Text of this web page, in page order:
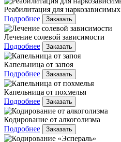
Реабилитация для наркозависимых
Подробнее
Заказать
Лечение солевой зависимости
Подробнее
Заказать
Капельница от запоя
Подробнее
Заказать
Капельница от похмелья
Подробнее
Заказать
Кодирование от алкоголизма
Подробнее
Заказать